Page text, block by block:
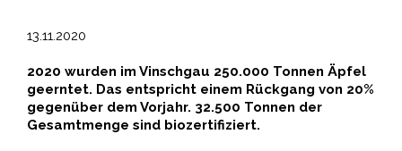
13.11.2020
2020 wurden im Vinschgau 250.000 Tonnen Äpfel
geerntet. Das entspricht einem Rückgang von 20%
gegenüber dem Vorjahr. 32.500 Tonnen der
Gesamtmenge sind biozertifiziert.